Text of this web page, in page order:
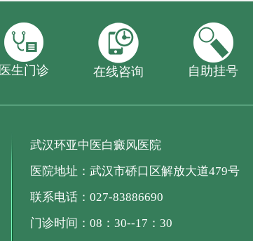
医生门诊 在线咨询 自助挂号
武汉环亚中医白癜风医院
医院地址：武汉市硚口区解放大道479号
联系电话：027-83886690
门诊时间：08：30--17：30